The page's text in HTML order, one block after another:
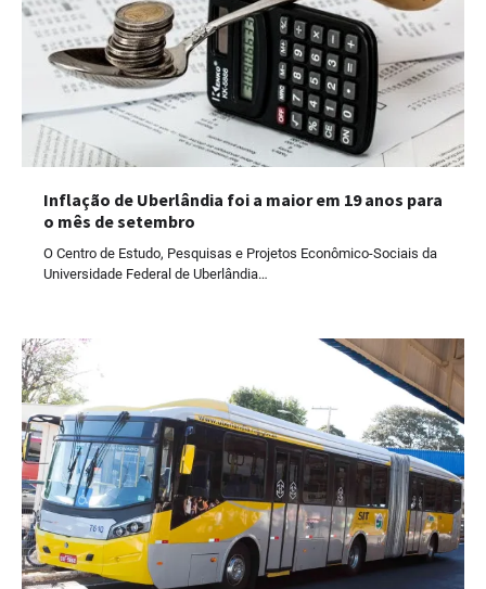
Inflação de Uberlândia foi a maior em 19 anos para
o mês de setembro
O Centro de Estudo, Pesquisas e Projetos Econômico-Sociais da
Universidade Federal de Uberlândia…